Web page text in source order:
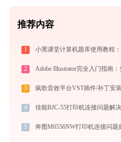
推荐内容
1
2
3 疯歌音效平台VST插件/补丁安
4 佳能BJC-55打印机连接问题解
5 奔图M6556NW打印机连接问